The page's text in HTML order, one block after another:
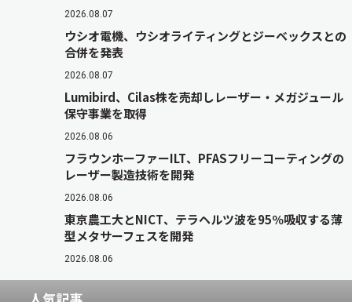
2026.08.07
ウシオ電機、ウシオライティングとジーベックスとの
合併を発表
2026.08.07
Lumibird、Cilas株を売却しレーザー・メガジュール
保守事業を取得
2026.08.06
フラウンホーファーILT、PFASフリーコーティングの
レーザー製造技術を開発
2026.08.06
東京農工大とNICT、テラヘルツ波を95％吸収する薄
型メタサーフェスを開発
2026.08.06